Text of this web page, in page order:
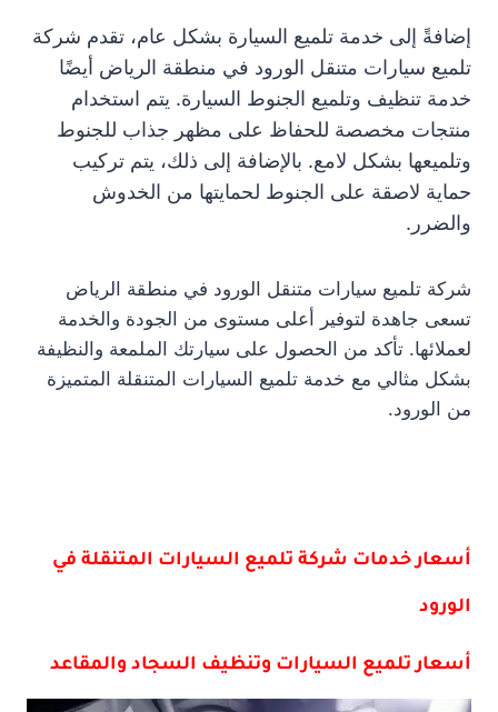
إضافةً إلى خدمة تلميع السيارة بشكل عام، تقدم شركة
تلميع سيارات متنقل الورود في منطقة الرياض أيضًا
خدمة تنظيف وتلميع الجنوط السيارة. يتم استخدام
منتجات مخصصة للحفاظ على مظهر جذاب للجنوط
وتلميعها بشكل لامع. بالإضافة إلى ذلك، يتم تركيب
حماية لاصقة على الجنوط لحمايتها من الخدوش
والضرر.
شركة تلميع سيارات متنقل الورود في منطقة الرياض
تسعى جاهدة لتوفير أعلى مستوى من الجودة والخدمة
لعملائها. تأكد من الحصول على سيارتك الملمعة والنظيفة
بشكل مثالي مع خدمة تلميع السيارات المتنقلة المتميزة
من الورود.
أسعار خدمات شركة تلميع السيارات المتنقلة في
الورود
أسعار تلميع السيارات وتنظيف السجاد والمقاعد